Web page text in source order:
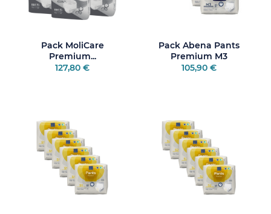
Pack MoliCare
Premium...
127,80 €
Pack Abena Pants
Premium M3
105,90 €